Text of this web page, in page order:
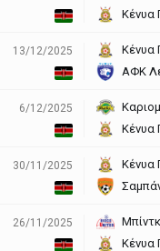
Κένυα
13/12/2025
Κένυα
ΑΦΚ
6/12/2025
Κένυα
30/11/2025
Κένυα
26/11/2025
Κένυα